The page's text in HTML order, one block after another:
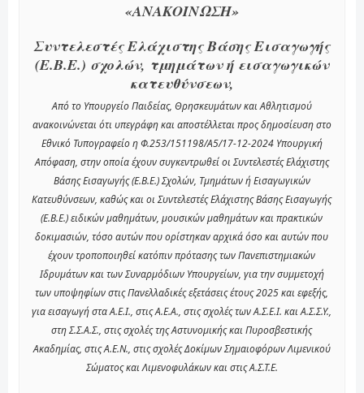
«ΑΝΑΚΟΙΝΩΣΗ»
Συντελεστές Ελάχιστης Βάσης Εισαγωγής
(Ε.Β.Ε.) σχολών, τμημάτων ή εισαγωγικών
κατευθύνσεων,
Από το Υπουργείο Παιδείας, Θρησκευμάτων και Αθλητισμού
ανακοινώνεται ότι υπεγράφη και αποστέλλεται προς δημοσίευση στο
Εθνικό Τυπογραφείο η Φ.253/151198/A5/17-12-2024 Υπουργική
Απόφαση, στην οποία έχουν συγκεντρωθεί οι Συντελεστές Ελάχιστης
Βάσης Εισαγωγής (Ε.Β.Ε.) Σχολών, Τμημάτων ή Εισαγωγικών
Κατευθύνσεων, καθώς και οι Συντελεστές Ελάχιστης Βάσης Εισαγωγής
(Ε.Β.Ε.) ειδικών μαθημάτων, μουσικών μαθημάτων και πρακτικών
δοκιμασιών, τόσο αυτών που ορίστηκαν αρχικά όσο και αυτών που
έχουν τροποποιηθεί κατόπιν πρότασης των Πανεπιστημιακών
Ιδρυμάτων και των Συναρμόδιων Υπουργείων, για την συμμετοχή
των υποψηφίων στις Πανελλαδικές εξετάσεις έτους 2025 και εφεξής,
για εισαγωγή στα Α.Ε.Ι., στις Α.Ε.Α., στις σχολές των Α.Σ.Ε.Ι. και Α.Σ.Σ.Υ.,
στη Σ.Σ.Α.Σ., στις σχολές της Αστυνομικής και Πυροσβεστικής
Ακαδημίας, στις Α.Ε.Ν., στις σχολές Δοκίμων Σημαιοφόρων Λιμενικού
Σώματος και Λιμενοφυλάκων και στις Α.Σ.Τ.Ε.